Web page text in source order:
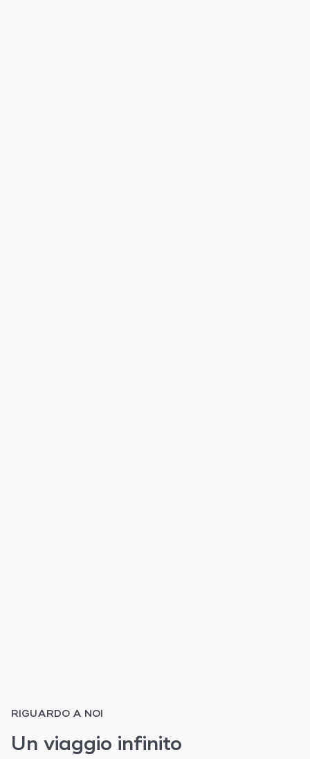
RIGUARDO A NOI
Un viaggio infinito